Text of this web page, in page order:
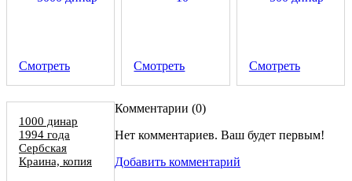
Смотреть Смотреть Смотреть
1000 динар
1994 года
Сербская
Краина, копия
Комментарии (0)
Нет комментариев. Ваш будет первым!
Добавить комментарий